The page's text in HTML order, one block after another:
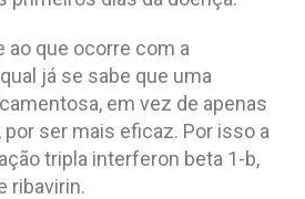
ao que ocorre com a
já se sabe que uma
em vez de apenas
ser mais eficaz. Por isso a
tripla interferon beta 1-b,
ribavirin.